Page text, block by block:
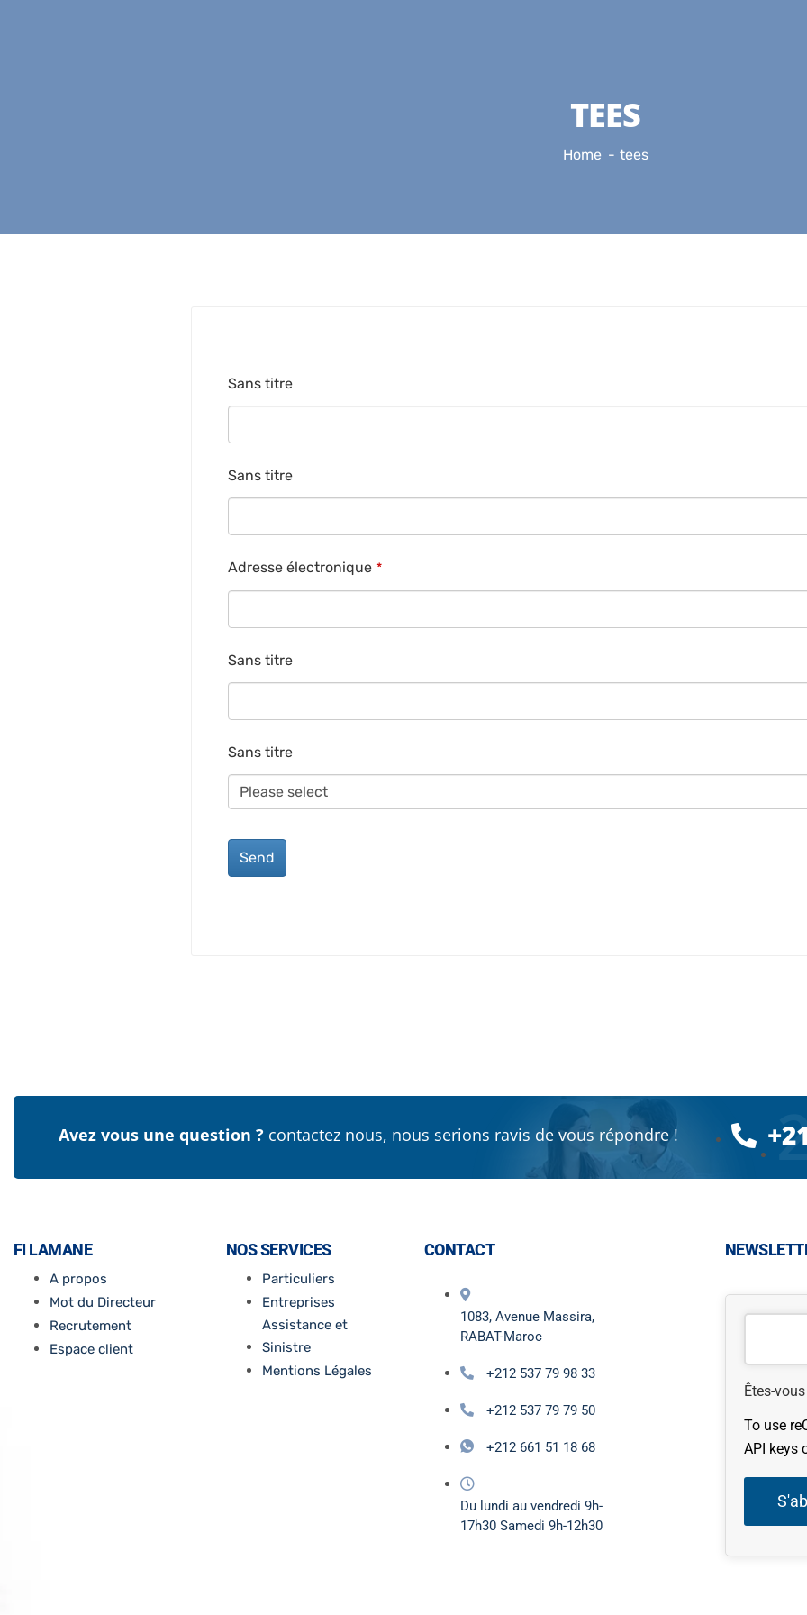
TEES
Home tees
Sans titre
Sans titre
Adresse électronique *
Sans titre
Sans titre
Send
Avez vous une question ? contactez nous, nous serions ravis de vous répondre !
FI LAMANE
A propos
Mot du Directeur
Recrutement
Espace client
NOS SERVICES
Particuliers
Entreprises
Assistance et
Sinistre
Mentions Légales
CONTACT
1083, Avenue Massira,
RABAT-Maroc
+212 537 79 98 33
+212 537 79 79 50
+212 661 51 18 68
Du lundi au vendredi 9h-
17h30 Samedi 9h-12h30
Êtes-
To use
API keys
This